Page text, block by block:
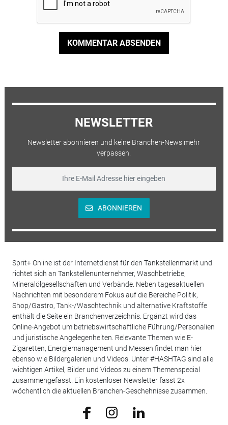
KOMMENTAR ABSENDEN
NEWSLETTER
Newsletter abonnieren und keine Branchen-News mehr
verpassen.
ABONNIEREN
Sprit+ Online ist der Internetdienst für den Tankstellenmarkt und
richtet sich an Tankstellenunternehmer, Waschbetriebe,
Mineralölgesellschaften und Verbände. Neben tagesaktuellen
Nachrichten mit besonderem Fokus auf die Bereiche Politik,
Shop/Gastro, Tank-/Waschtechnik und alternative Kraftstoffe
enthält die Seite ein Branchenverzeichnis. Ergänzt wird das
Online-Angebot um betriebswirtschaftliche Führung/Personalien
und juristische Angelegenheiten. Relevante Themen wie E-
Zigaretten, Energiemanagement und Messen findet man hier
ebenso wie Bildergalerien und Videos. Unter #HASHTAG sind alle
wichtigen Artikel, Bilder und Videos zu einem Themenspecial
zusammengefasst. Ein kostenloser Newsletter fasst 2x
wöchentlich die aktuellen Branchen-Geschehnisse zusammen.